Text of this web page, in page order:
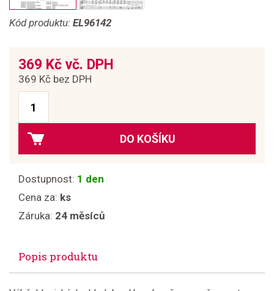
Kód produktu: EL96142
369 Kč vč. DPH
369 Kč bez DPH
DO KOŠÍKU
Dostupnost: 1 den
Cena za: ks
Záruka: 24 měsíců
Popis produktu